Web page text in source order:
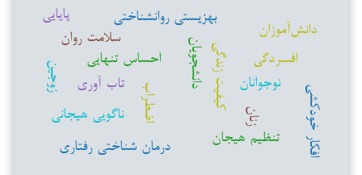
اضطراب
دانشجویانکیفیت زندگی نوجوانان
افسردگی
بهزیستی روانشناختی
دانش‌آموزان
زنان
تنظیم هیجان
درمان شناختی رفتاری
ناگویی هیجانی
احساس تنهایی
زوجین
افکار خودکشی
تاب آوری
سلامت روان
پایایی